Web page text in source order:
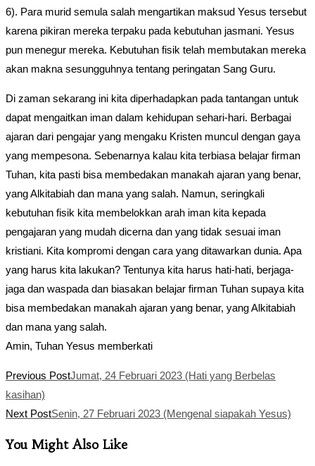
6). Para murid semula salah mengartikan maksud Yesus tersebut
karena pikiran mereka terpaku pada kebutuhan jasmani. Yesus
pun menegur mereka. Kebutuhan fisik telah membutakan mereka
akan makna sesungguhnya tentang peringatan Sang Guru.
Di zaman sekarang ini kita diperhadapkan pada tantangan untuk
dapat mengaitkan iman dalam kehidupan sehari-hari. Berbagai
ajaran dari pengajar yang mengaku Kristen muncul dengan gaya
yang mempesona. Sebenarnya kalau kita terbiasa belajar firman
Tuhan, kita pasti bisa membedakan manakah ajaran yang benar,
yang Alkitabiah dan mana yang salah. Namun, seringkali
kebutuhan fisik kita membelokkan arah iman kita kepada
pengajaran yang mudah dicerna dan yang tidak sesuai iman
kristiani. Kita kompromi dengan cara yang ditawarkan dunia. Apa
yang harus kita lakukan? Tentunya kita harus hati-hati, berjaga-
jaga dan waspada dan biasakan belajar firman Tuhan supaya kita
bisa membedakan manakah ajaran yang benar, yang Alkitabiah
dan mana yang salah.
Amin, Tuhan Yesus memberkati
Read
more
articles
Previous PostJumat, 24 Februari 2023 (Hati yang Berbelas
kasihan)
Next PostSenin, 27 Februari 2023 (Mengenal siapakah Yesus)
You Might Also Like